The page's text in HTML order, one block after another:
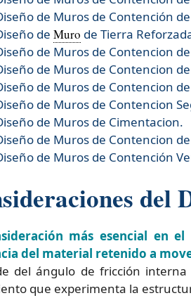
de Muros de Contención
de Muro de Tierra
de Muros de Contencion
de Muros de Contencion
de Muros de Contencion
de Muros de Contencion
de Muros de Cimentacion.
de Muros de Contencion
de Muros de Contención
del
más esencial en
del material retenido a
del ángulo de fricción
que experimenta la